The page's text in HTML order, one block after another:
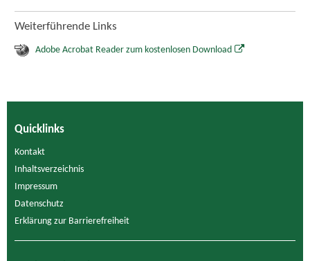
Weiterführende Links
Adobe Acrobat Reader zum kostenlosen Download
Quicklinks
Kontakt
Inhaltsverzeichnis
Impressum
Datenschutz
Erklärung zur Barrierefreiheit